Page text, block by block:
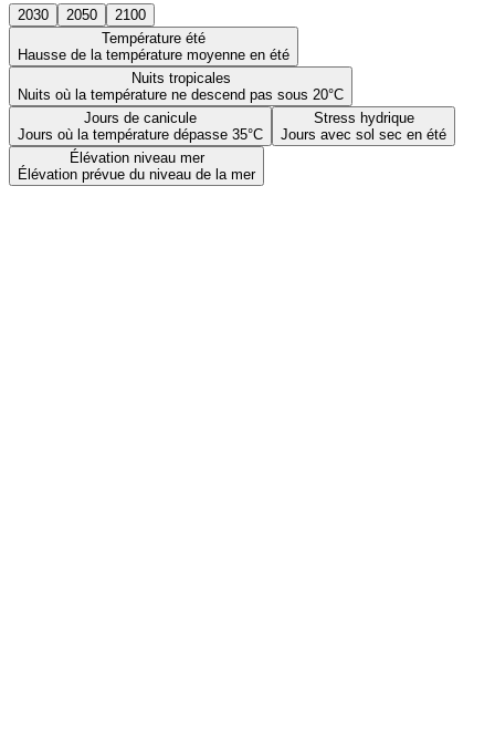
2030 2050
2100
Température été
Hausse de la température moyenne en été
Nuits tropicales
Nuits où la température ne descend pas sous 20°C
Jours de canicule
Jours où la température dépasse 35°C
Stress hydrique
Jours avec sol sec en été
Élévation niveau mer
Élévation prévue du niveau de la mer